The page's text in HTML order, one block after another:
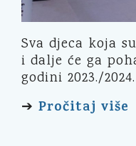
Sva djeca koja
i dalje će ga
godini 2023./2024.
➔ Pročitaj više